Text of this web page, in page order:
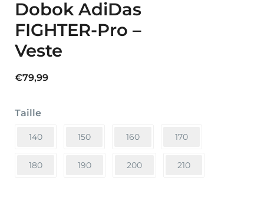
Dobok AdiDas
FIGHTER-Pro –
Veste
€79,99
Taille
140 150 160 170
180 190 200 210